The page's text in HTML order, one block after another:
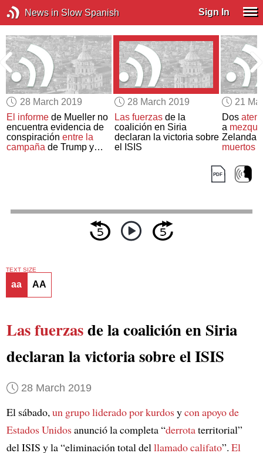
News in Slow Spanish Sign In
28 March 2019
El informe de Mueller no
encuentra evidencia de
conspiraciónentre la
campaña de Trump y
28 March 2019
Las fuerzasde la
coalición en Siria
declaran la victoria sobre
el ISIS
21
Dos
a
Zelanda
muertos
TEXT SIZE
aa AA
Las fuerzasde la coalición en Siria
declaran la victoria sobre el ISIS
28 March 2019
El sábado,un grupo liderado por kurdosycon apoyo de
Estados Unidosanunció la completa “derrotaterritorial”
del ISIS y la “eliminación total delllamado califato”. El